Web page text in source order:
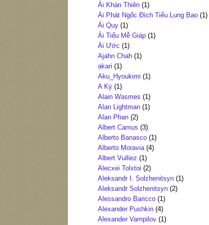
Ái Khán Thiên (1)
Ái Phát Ngốc Đích Tiểu Lung Bao (1)
Ái Quy (1)
Ái Tiểu Mễ Giáp (1)
Ái Ước (1)
Ajahn Chah (1)
akari (1)
Aku_Hyoukimi (1)
A Kỳ (1)
Alain Wasmes (1)
Alan Lightman (1)
Alan Phan (2)
Albert Camus (3)
Alberto Banasco (1)
Alberto Moravia(4)
Albert Vulliez (1)
Alecxei Tolxtoi (2)
Aleksandr I. Solzhenitsyn (1)
Aleksandr Solzhenitsyn (2)
Alessandro Baricco (1)
Alexander Pushkin (4)
Alexander Vampilov (1)